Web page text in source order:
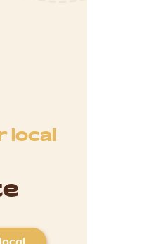
local